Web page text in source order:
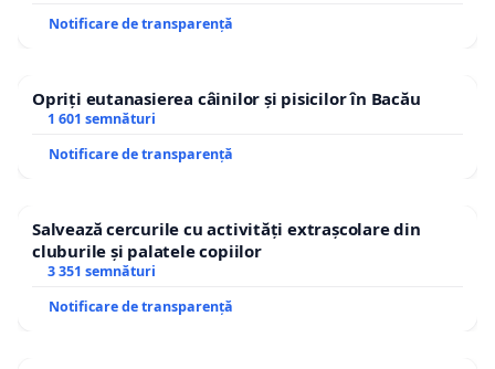
Notificare de transparență
Opriți eutanasierea câinilor și pisicilor în Bacău
1 601 semnături
Notificare de transparență
Salvează cercurile cu activități extrașcolare din
cluburile și palatele copiilor
3 351 semnături
Notificare de transparență